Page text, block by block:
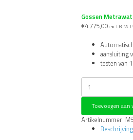
Gossen
€4.775,00 excl. BTW €
aansluiting
testen van
Gossen
Metrawatt
Profitest
kabel
tester
Toevoegen aan
Artikelnummer:
Beschrijving